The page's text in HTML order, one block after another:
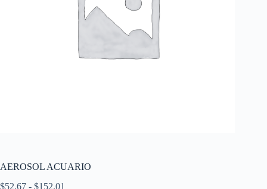
AEROSOL ACUARIO
$52.67 - $152.01